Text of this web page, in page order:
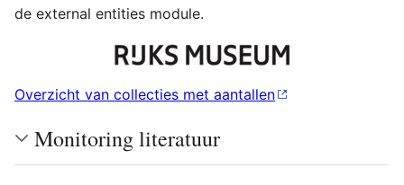
de external entities module.
Overzicht van collecties met aantallen
Monitoring literatuur